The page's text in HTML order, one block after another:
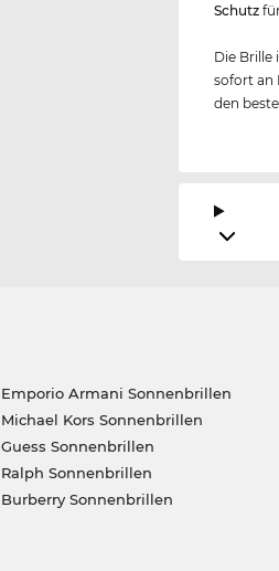
Schutz
Die Brille
sofort an
den
Emporio Armani Sonnenbrillen
Michael Kors Sonnenbrillen
Guess Sonnenbrillen
Ralph Sonnenbrillen
Burberry Sonnenbrillen